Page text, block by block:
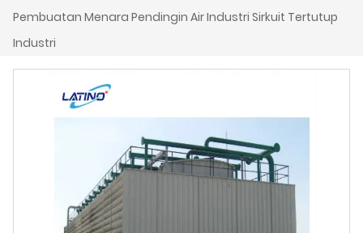
Pembuatan Menara Pendingin Air Industri Sirkuit Tertutup
Industri